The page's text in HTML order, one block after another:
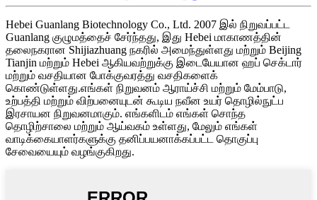
Hebei Guanlang Biotechnology Co., Ltd. 2007 இல் நிறுவப்பட்ட
Guanlang குழுமத்தைச் சேர்ந்தது, இது Hebei மாகாணத்தின்
தலைநகரான Shijiazhuang நகரில் அமைந்துள்ளது மற்றும் Beijing
Tianjin மற்றும் Hebei ஆகியவற்றுக்கு இடையேயான ஹப் செக்டார்
மற்றும் வசதியான போக்குவரத்து வசதிகளைக்
கொண்டுள்ளது.எங்கள் நிறுவனம் ஆராய்ச்சி மற்றும் மேம்பாடு,
உற்பத்தி மற்றும் விற்பனையுடன் கூடிய நவீன உயர் தொழில்நுட்ப
இரசாயன நிறுவனமாகும். எங்களிடம் எங்கள் சொந்த
தொழிற்சாலை மற்றும் ஆய்வகம் உள்ளது, மேலும் எங்கள்
வாடிக்கையாளர்களுக்கு தனிப்பயனாக்கப்பட்ட தொகுப்பு
சேவையையும் வழங்குகிறது.